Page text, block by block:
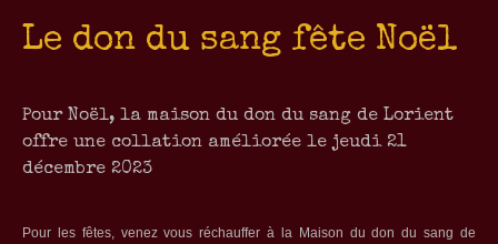
Le don du sang fête Noël
Pour Noël, la maison du don du sang de Lorient
offre une collation améliorée le jeudi 21
décembre 2023
Pour les fêtes, venez vous réchauffer à la Maison du don du sang de